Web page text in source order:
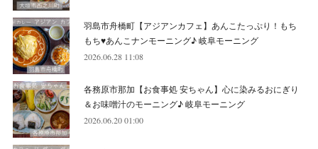
羽島市舟橋町【アジアンカフェ】あんこたっぷり！もち
もち♥あんこナンモーニング♪ 岐阜モーニング
2026.06.28 11:08
各務原市那加【お食事処 安ちゃん】心に染みるおにぎり
＆お味噌汁のモーニング♪ 岐阜モーニング
2026.06.20 01:00